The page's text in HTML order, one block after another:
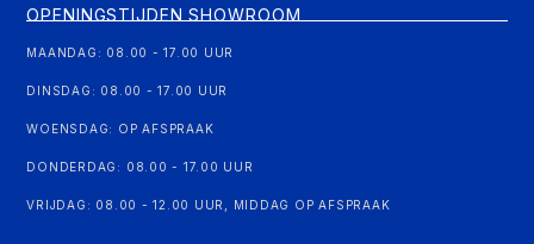
OPENINGSTIJDEN SHOWROOM
MAANDAG: 08.00 - 17.00 UUR
DINSDAG: 08.00 - 17.00 UUR
WOENSDAG: OP AFSPRAAK
DONDERDAG: 08.00 - 17.00 UUR
VRIJDAG: 08.00 - 12.00 UUR, MIDDAG OP AFSPRAAK